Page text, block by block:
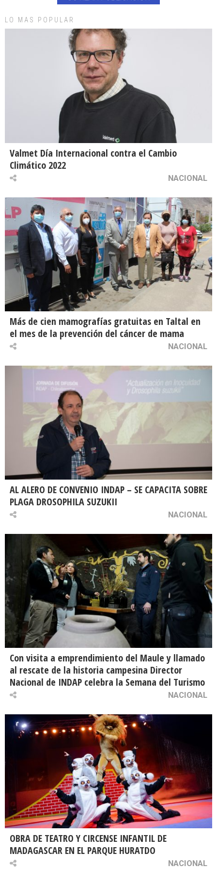
LO MAS POPULAR
Valmet Día Internacional contra el Cambio
Climático 2022
NACIONAL
Más de cien mamografías gratuitas en Taltal en
el mes de la prevención del cáncer de mama
NACIONAL
AL ALERO DE CONVENIO INDAP – SE CAPACITA SOBRE
PLAGA DROSOPHILA SUZUKII
NACIONAL
Con visita a emprendimiento del Maule y llamado
al rescate de la historia campesina Director
Nacional de INDAP celebra la Semana del Turismo
NACIONAL
OBRA DE TEATRO Y CIRCENSE INFANTIL DE
MADAGASCAR EN EL PARQUE HURATDO
NACIONAL